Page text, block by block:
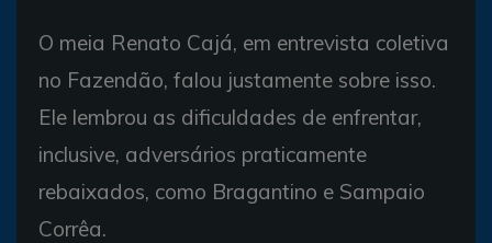
O meia Renato Cajá, em entrevista coletiva
no Fazendão, falou justamente sobre isso.
Ele lembrou as dificuldades de enfrentar,
inclusive, adversários praticamente
rebaixados, como Bragantino e Sampaio
Corrêa.